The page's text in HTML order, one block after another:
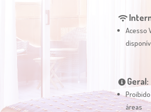
Acesso
Geral:
áreas